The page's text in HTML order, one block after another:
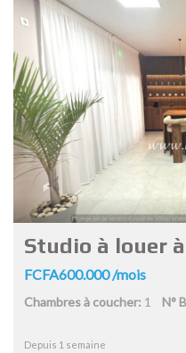
Studio à louer
FCFA600.000 /mois
Chambres à coucher: 1 N°
Depuis 1 semaine